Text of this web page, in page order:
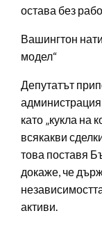
остава без
Вашингтон
модел“
Депутатът
като „кукла на
всякакви
това поставя
докаже, че
активи.